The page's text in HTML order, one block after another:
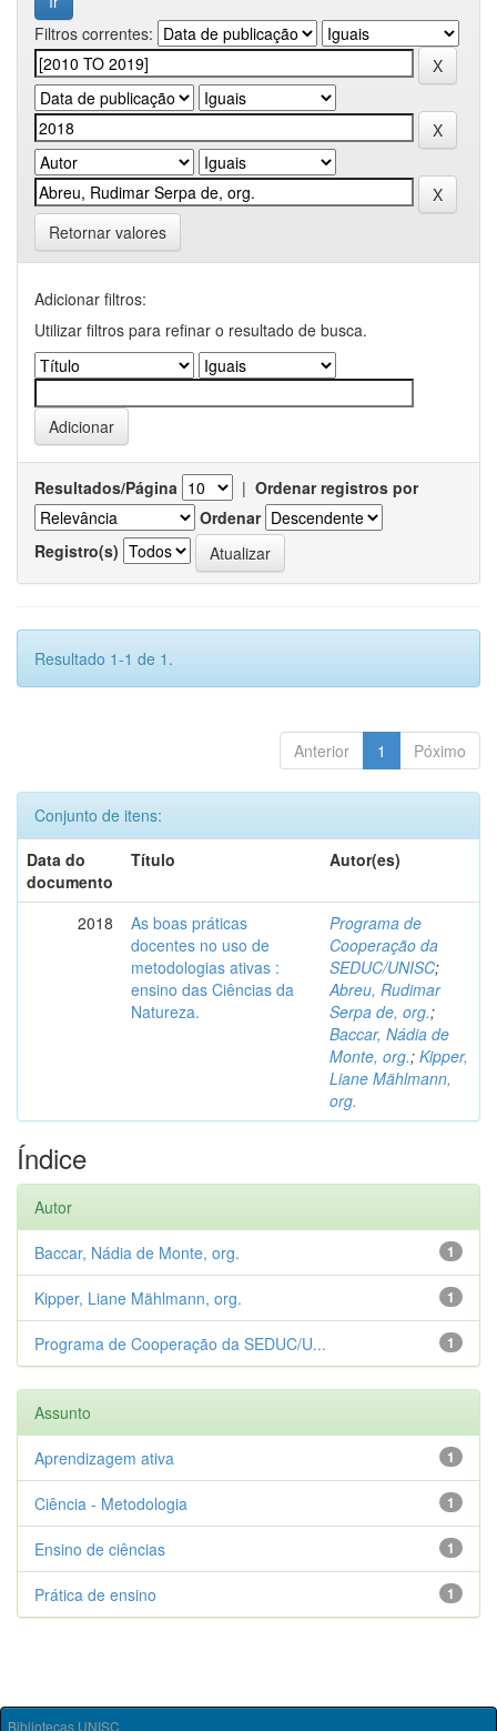
Filtros correntes:
Retornar valores
Adicionar filtros:
Utilizar filtros para refinar o resultado de busca.
Resultados/Página | Ordenar registros por
Ordenar
Registro(s)
Resultado 1-1 de 1.
Anterior 1 Póximo
Conjunto de itens:
Data do
documento
Título Autor(es)
2018
As boas práticas
docentes no uso de
metodologias ativas :
ensino das Ciências da
Natureza.
Programa de
Cooperação da
SEDUC/UNISC;
Abreu, Rudimar
Serpa de, org.;
Baccar, Nádia de
Monte, org.; Kipper,
Liane Mählmann,
org.
Índice
Autor
1
Baccar, Nádia de Monte, org.
1
Kipper, Liane Mählmann, org.
1
Programa de Cooperação da SEDUC/U...
Assunto
1
Aprendizagem ativa
1
Ciência - Metodologia
1
Ensino de ciências
1
Prática de ensino
Bibliotecas UNISC